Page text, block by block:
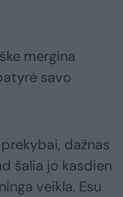
mergina
savo
dažnas
šalia jo kasdien
veikla. Esu